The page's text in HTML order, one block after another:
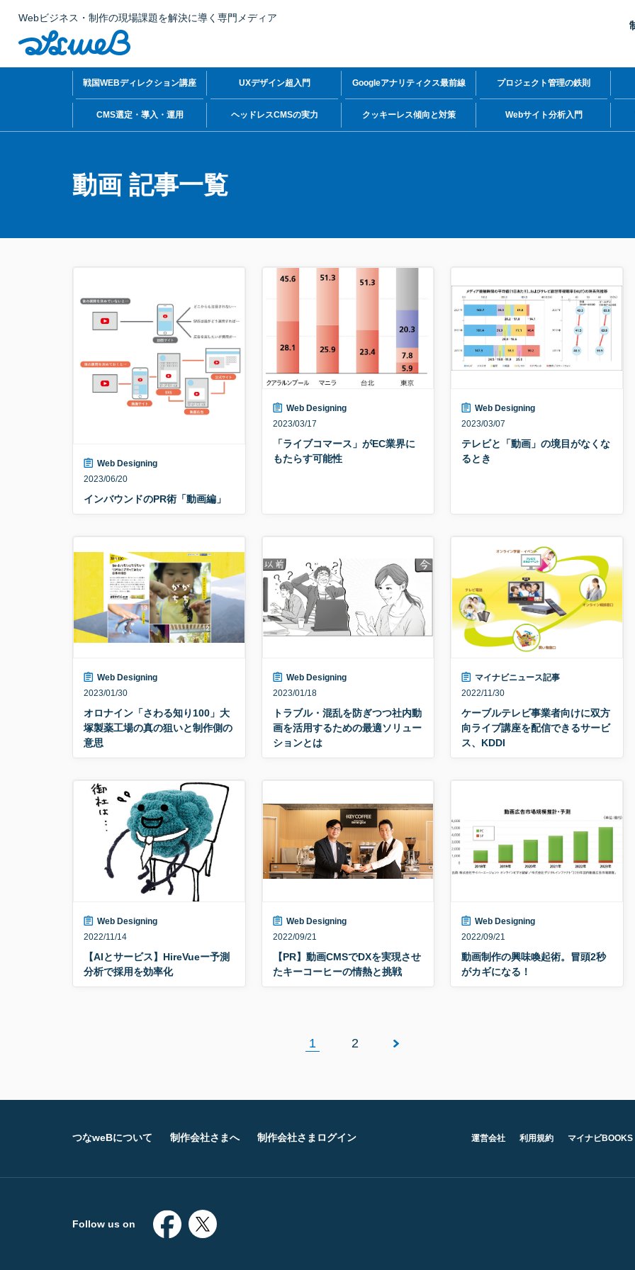
Webビジネス・制作の現場課題を解決に導く専門メディア
戦国WEBディレクション講座 UXデザイン超入門 Googleアナリティクス最前線 プロジェクト管理の鉄則
CMS選定・導入・運用 ヘッドレスCMSの実力 クッキーレス傾向と対策 Webサイト分析入門
動画 記事一覧
Web Designing
2023/06/20
インバウンドのPR術「動画編」
Web Designing
2023/03/17
「ライブコマース」がEC業界に
もたらす可能性
Web Designing
2023/03/07
テレビと「動画」の境目がなくな
るとき
Web Designing
2023/01/30
オロナイン「さわる知り100」大
塚製薬工場の真の狙いと制作側の
意思
Web Designing
2023/01/18
トラブル・混乱を防ぎつつ社内動
画を活用するための最適ソリュー
ションとは
マイナビニュース記事
2022/11/30
ケーブルテレビ事業者向けに双方
向ライブ講座を配信できるサービ
ス、KDDI
Web Designing
2022/11/14
【AIとサービス】HireVueー予測
分析で採用を効率化
Web Designing
2022/09/21
【PR】動画CMSでDXを実現させ
たキーコーヒーの情熱と挑戦
Web Designing
2022/09/21
動画制作の興味喚起術。冒頭2秒
がカギになる！
1 2
つなweBについて 制作会社さまへ 制作会社さまログイン 運営会社 利用規約 マイナビBOOKS
Follow us on